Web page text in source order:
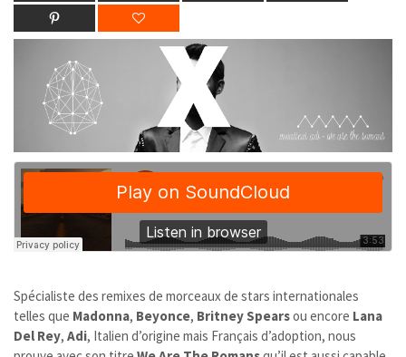
Spécialiste des remixes de morceaux de stars internationales
telles que Madonna, Beyonce, Britney Spearsou encore Lana
Del Rey, Adi, Italien d’origine mais Français d’adoption, nous